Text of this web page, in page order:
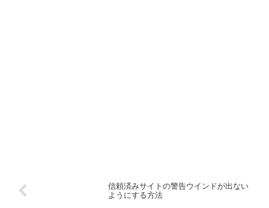
信頼済みサイトの警告ウインドが出ない
ようにする方法